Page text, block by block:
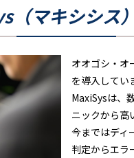
（マキシシス
オオゴシ・オ
を導入してい
MaxiSysは、
ニックから高
今まではディ
判定からエラ